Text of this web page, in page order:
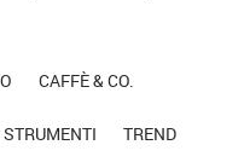
CAFFÈ & CO.
STRUMENTI TREND